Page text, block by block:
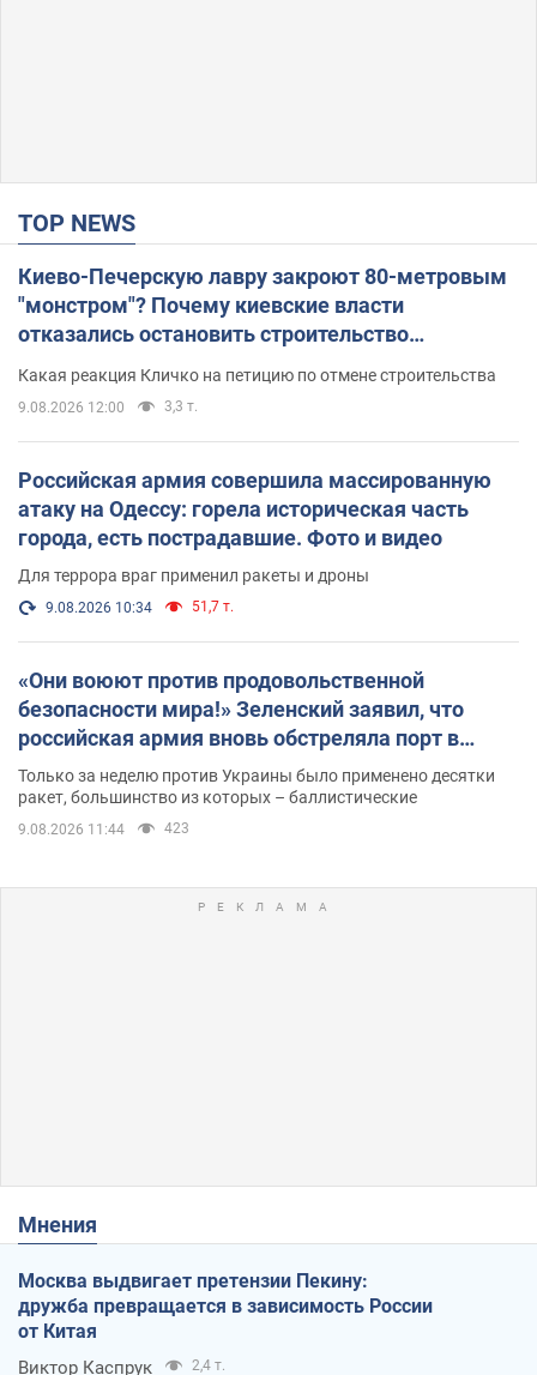
TOP NEWS
Киево-Печерскую лавру закроют 80-метровым
"монстром"? Почему киевские власти
отказались остановить строительство
Какая реакция Кличко на петицию по отмене строительства
9.08.2026 12:00 3,3 т.
Российская армия совершила массированную
атаку на Одессу: горела историческая часть
города, есть пострадавшие. Фото и видео
Для террора враг применил ракеты и дроны
9.08.2026 10:34 51,7 т.
«Они воюют против продовольственной
безопасности мира!» Зеленский заявил, что
российская армия вновь обстреляла порт в
Одессе
Только за неделю против Украины было применено десятки
ракет, большинство из которых – баллистические
9.08.2026 11:44 423
Мнения
Москва выдвигает претензии Пекину:
дружба превращается в зависимость России
от Китая
Виктор Каспрук 2,4 т.